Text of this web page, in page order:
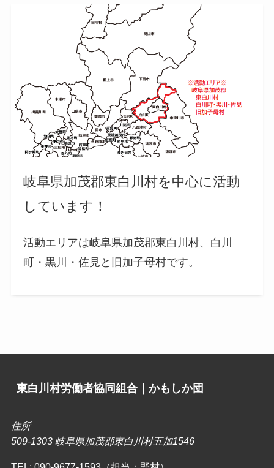
岐阜県加茂郡東白川村を中心に活動
しています！
活動エリアは岐阜県加茂郡東白川村、白川
町・黒川・佐見と旧加子母村です。
東白川村労働者協同組合｜かもしか団
住所
509-1303 岐阜県加茂郡東白川村五加1546